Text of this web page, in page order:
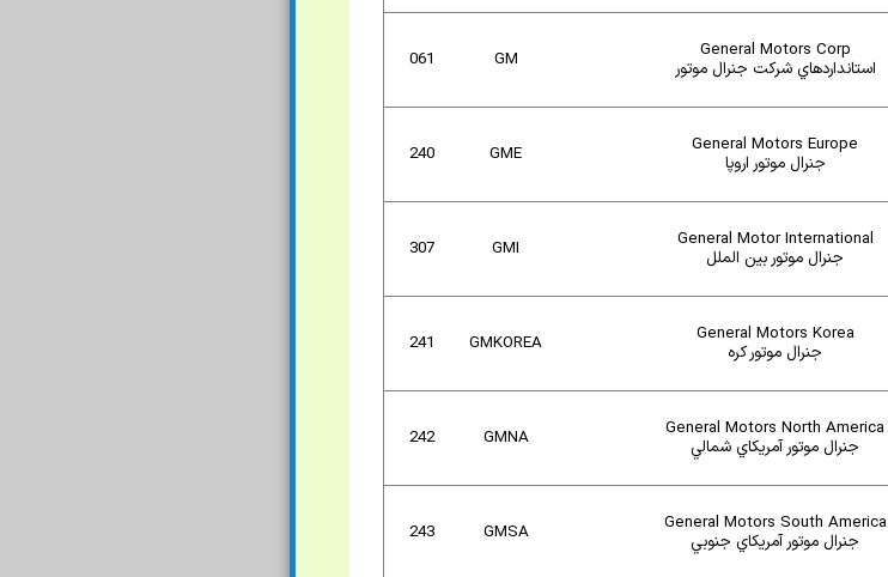
061 GM
General Motors Corp
استانداردهاي شرکت جنرال موتور
240 GME
General Motors Europe
جنرال موتور اروپا
307 GMI
General Motor International
جنرال موتور بين الملل
241 GMKOREA
General Motors Korea
جنرال موتور کره
242 GMNA
General Motors North America
جنرال موتور آمريکاي شمالي
243 GMSA
General Motors South America
جنرال موتور آمريکاي جنوبي